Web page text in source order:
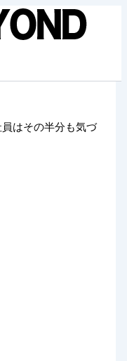
はその半分も気づ